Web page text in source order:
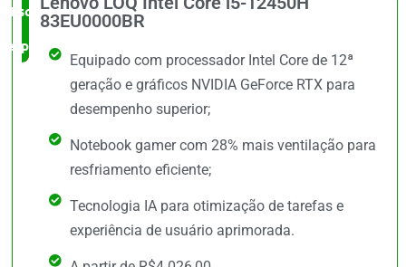
Escolha do
especialista
83EU0000BR
Equipado com processador Intel Core de 12ª
geração e gráficos NVIDIA GeForce RTX para
desempenho superior;
Notebook gamer com 28% mais ventilação para
resfriamento eficiente;
Tecnologia IA para otimização de tarefas e
experiência de usuário aprimorada.